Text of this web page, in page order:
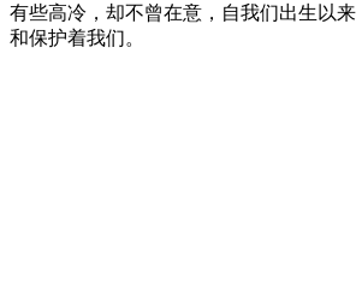
有些高冷，却不曾在意，自我们出生以
和保护着我们。